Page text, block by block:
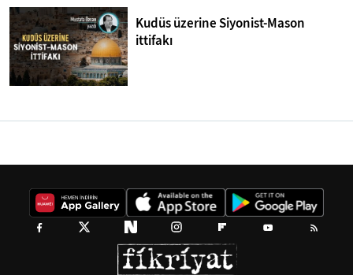
Kudüs üzerine Siyonist-Mason
ittifakı